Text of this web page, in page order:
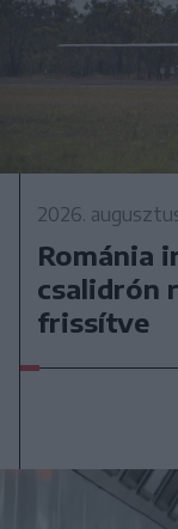
2026.
Románia
csalidrón
frissítve